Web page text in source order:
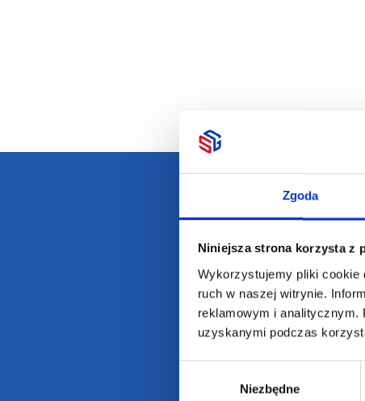
Zgoda
Niniejsza strona korzysta z
Wykorzystujemy pliki cookie
ruch w naszej witrynie.
reklamowym i analitycznym.
uzyskanymi podczas
Niezbędne
INFORMACJE
Katalogi online